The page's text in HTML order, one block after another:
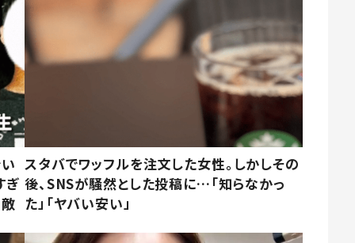
ぎ
スタバでワッフルを注文した女性。しかしその
後、SNSが騒然とした投稿に…「知らなかっ
た」「ヤバい安い」